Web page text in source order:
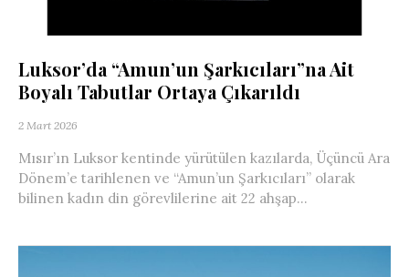
Luksor’da “Amun’un Şarkıcıları”na Ait
Boyalı Tabutlar Ortaya Çıkarıldı
2 Mart 2026
Mısır’ın Luksor kentinde yürütülen kazılarda, Üçüncü Ara
Dönem’e tarihlenen ve “Amun’un Şarkıcıları” olarak
bilinen kadın din görevlilerine ait 22 ahşap...